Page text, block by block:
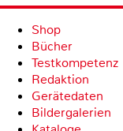
Shop
Bücher
Testkompetenz
Redaktion
Gerätedaten
Bildergalerien